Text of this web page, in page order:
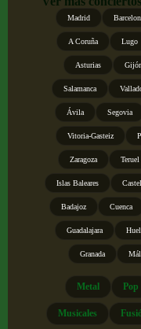
Madrid
A Coruña Lugo
Asturias
Salamanca
Ávila Segovia
Vitoria-Gasteiz
Zaragoza Teruel
Islas Baleares
Badajoz Cuenca
Guadalajara
Granada
Metal Pop
Musicales